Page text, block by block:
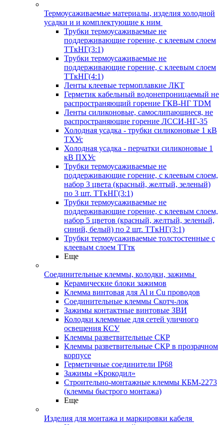
Термоусаживаемые материалы, изделия холодной
усадки и и комплектующие к ним
Трубки термоусаживаемые не
поддерживающие горение, с клеевым слоем
ТТкНГ(3:1)
Трубки термоусаживаемые не
поддерживающие горение, с клеевым слоем
ТТкНГ(4:1)
Ленты клеевые термоплавкие ЛКТ
Герметик кабельный водонепроницаемый не
распространяющий горение ГКВ-НГ TDM
Ленты силиконовые, самослипающиеся, не
распространяющие горение ЛССИ-НГ-35
Холодная усадка - трубки силиконовые 1 кВ
ТХУс
Холодная усадка - перчатки силиконовые 1
кВ ПХУс
Трубки термоусаживаемые не
поддерживающие горение, с клеевым слоем,
набор 3 цвета (красный, желтый, зеленый)
по 3 шт. ТТкНГ(3:1)
Трубки термоусаживаемые не
поддерживающие горение, с клеевым слоем,
набор 5 цветов (красный, желтый, зеленый,
синий, белый) по 2 шт. ТТкНГ(3:1)
Трубки термоусаживаемые толстостенные с
клеевым слоем ТТтк
Еще
Соединительные клеммы, колодки, зажимы
Керамические блоки зажимов
Клемма винтовая для Al и Cu проводов
Соединительные клеммы Скотч-лок
Зажимы контактные винтовые ЗВИ
Колодки клеммные для сетей уличного
освещения КСУ
Клеммы разветвительные СКР
Клеммы разветвительные СКР в прозрачном
корпусе
Герметичные соединители IP68
Зажимы «Крокодил»
Строительно-монтажные клеммы КБМ-2273
(клеммы быстрого монтажа)
Еще
Изделия для монтажа и маркировки кабеля